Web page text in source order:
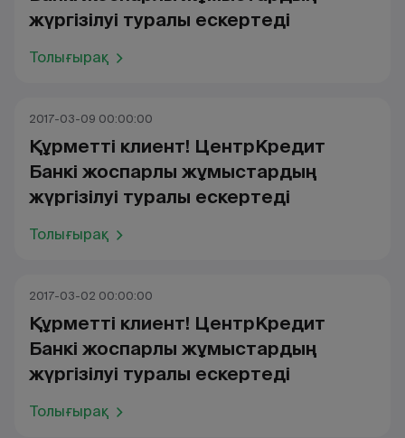
жүргізілуі туралы ескертеді
Толығырақ
2017-03-09 00:00:00
Құрметті клиент! ЦентрКредит
Банкі жоспарлы жұмыстардың
жүргізілуі туралы ескертеді
Толығырақ
2017-03-02 00:00:00
Құрметті клиент! ЦентрКредит
Банкі жоспарлы жұмыстардың
жүргізілуі туралы ескертеді
Толығырақ